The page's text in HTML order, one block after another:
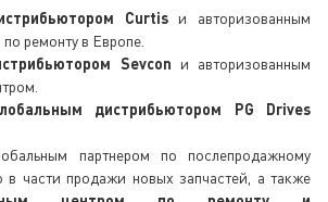
Curtisи авторизованным
ремонту в Европе.
Sevcon и авторизованным
дистрибьютором PG Drives
партнером по послепродажному
в части продажи новых запчастей, а также